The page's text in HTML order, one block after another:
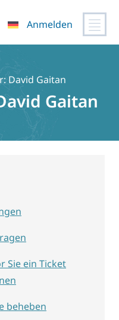
Anmelden
David Gaitan
Gaitan
Sie ein Ticket
beheben